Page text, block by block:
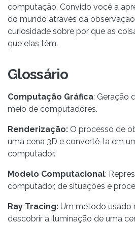
computação. Convido você a
do mundo através da
curiosidade sobre por que as
que elas têm.
Glossário
Computação Gráfica: Geração
meio de computadores.
Renderização: O processo de
uma cena 3D e convertê-la em
computador.
Modelo Computacional:
computador, de situações e
Ray Tracing: Um método usado
descobrir a iluminação de uma